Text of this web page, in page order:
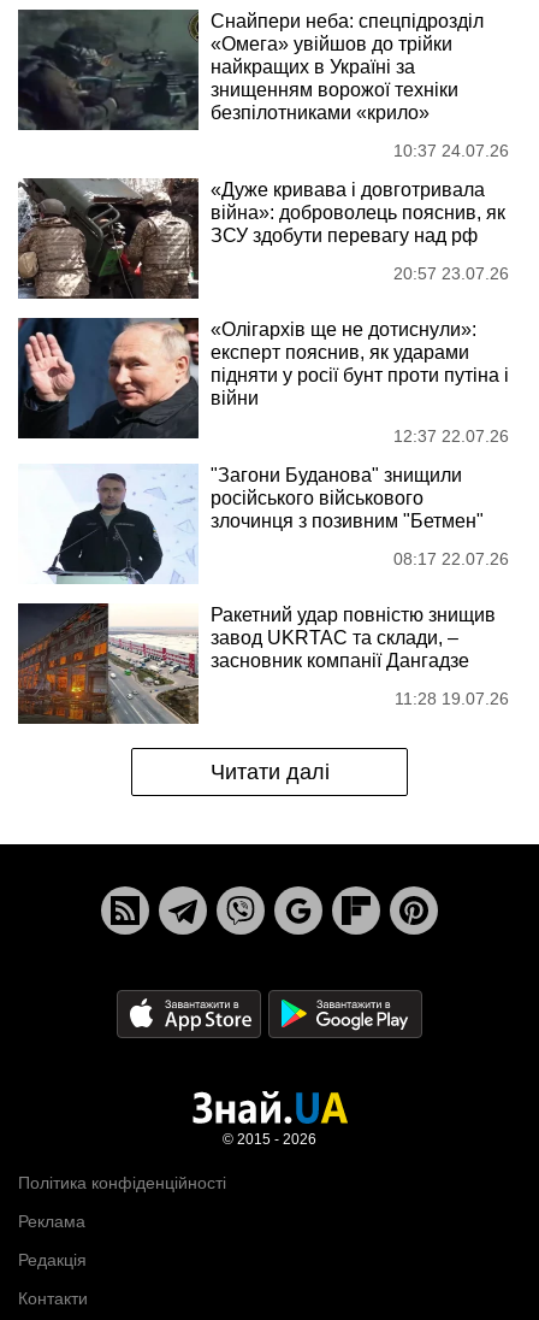
Снайпери неба: спецпідрозділ
«Омега» увійшов до трійки
найкращих в Україні за
знищенням ворожої техніки
безпілотниками «крило»
10:37 24.07.26
«Дуже кривава і довготривала
війна»: доброволець пояснив, як
ЗСУ здобути перевагу над рф
20:57 23.07.26
«Олігархів ще не дотиснули»:
експерт пояснив, як ударами
підняти у росії бунт проти путіна і
війни
12:37 22.07.26
"Загони Буданова" знищили
російського військового
злочинця з позивним "Бетмен"
08:17 22.07.26
Ракетний удар повністю знищив
завод UKRTAC та склади, –
засновник компанії Дангадзе
11:28 19.07.26
Читати далі
Політика конфіденційності
Реклама
Редакція
Контакти
© 2015 - 2026